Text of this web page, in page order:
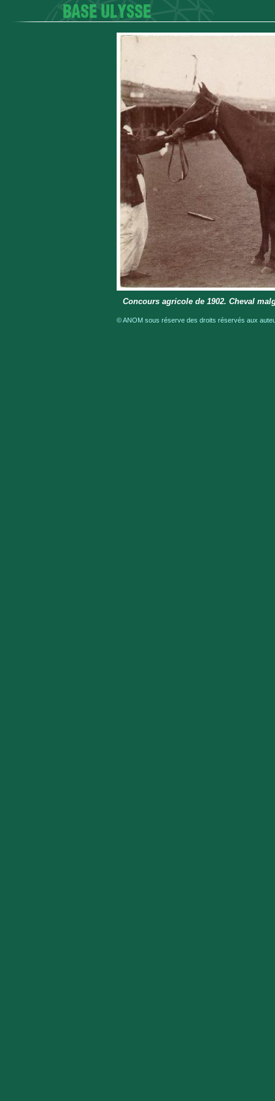
Concours agricole de 1902. Cheval
© ANOM sous réserve des droits réservés aux